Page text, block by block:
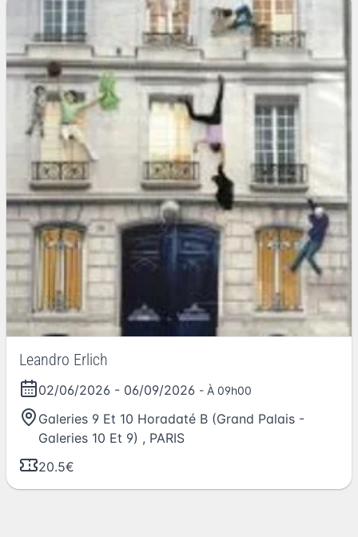
Leandro Erlich
02/06/2026 - 06/09/2026 - À 09h00
Galeries 9 Et 10 Horadaté B (Grand Palais -
Galeries 10 Et 9) , PARIS
20.5€